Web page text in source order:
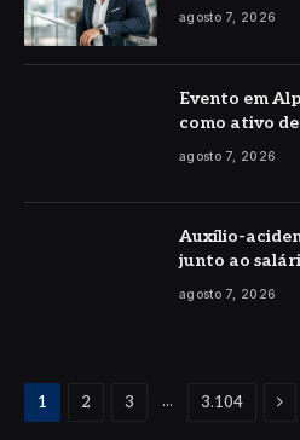
agosto 7, 2026
Evento em
como ativo
agosto 7, 2026
Auxílio-
junto ao
agosto 7, 2026
1 2 3 ... 3.104